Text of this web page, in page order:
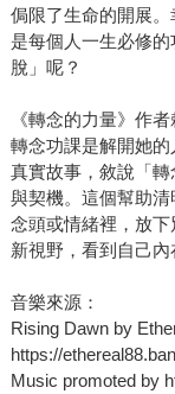
侷限了生命的開展。
是每個人一生必修
脫」呢？
《轉念的力量》作
轉念功課是解開她
真實故事，敘說「
與契機。這個幫助
念頭或情緒裡，放
新視野，看到自己內
音樂來源：
Rising Dawn by
https://
Music promoted by